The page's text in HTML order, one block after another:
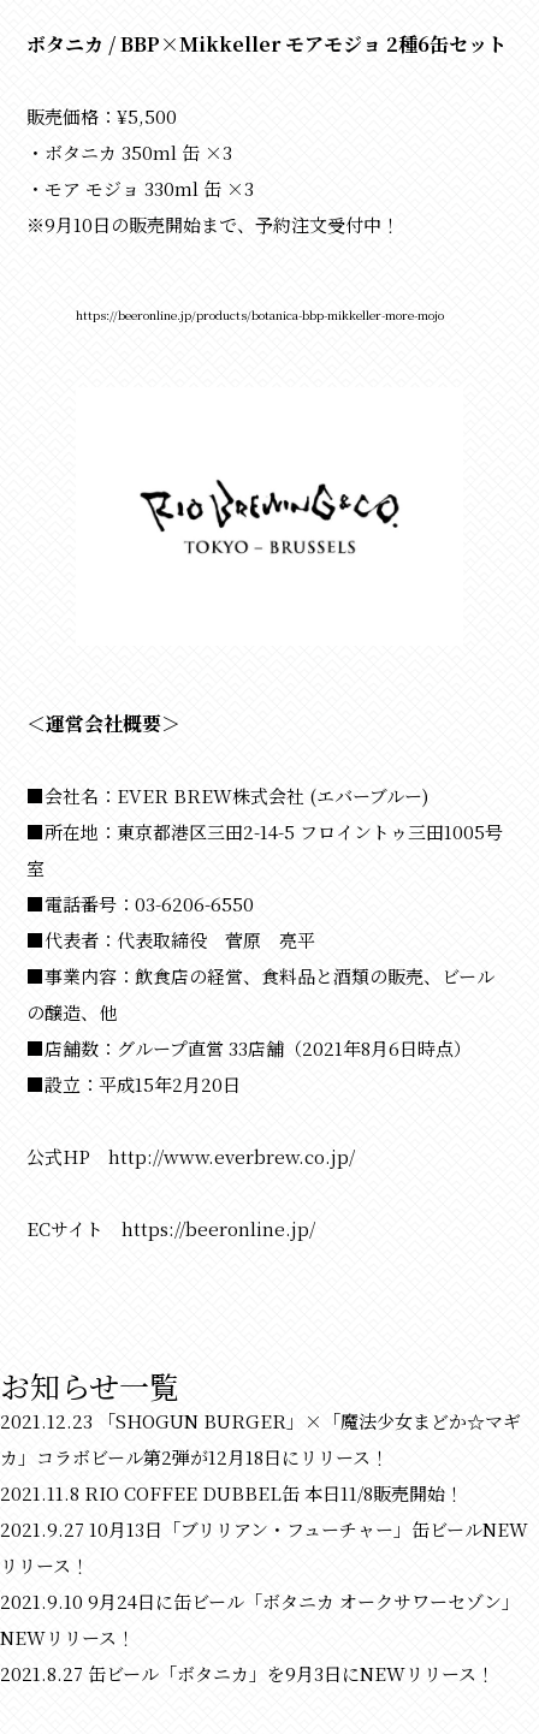
ボタニカ / BBP×Mikkeller モアモジョ 2種6缶セット
販売価格：¥5,500
・ボタニカ 350ml 缶 ×3
・モア モジョ 330ml 缶 ×3
※9月10日の販売開始まで、予約注文受付中！
https://beeronline.jp/products/botanica-bbp-mikkeller-more-mojo
＜運営会社概要＞
■会社名：EVER BREW株式会社 (エバーブルー)
■所在地：東京都港区三田2-14-5 フロイントゥ三田1005号
室
■電話番号：03-6206-6550
■代表者：代表取締役 菅原 亮平
■事業内容：飲食店の経営、食料品と酒類の販売、ビール
の醸造、他
■店舗数：グループ直営 33店舗（2021年8月6日時点）
■設立：平成15年2月20日
公式HPhttp://www.everbrew.co.jp/
ECサイトhttps://beeronline.jp/
お知らせ一覧
2021.12.23
「SHOGUN BURGER」×「魔法少女まどか☆マギ
カ」コラボビール第2弾が12月18日にリリース！
2021.11.8 RIO COFFEE DUBBEL缶 本日11/8販売開始！
2021.9.27 10月13日「ブリリアン・フューチャー」缶ビールNEW
リリース！
2021.9.10 9月24日に缶ビール「ボタニカ オークサワーセゾン」
NEWリリース！
2021.8.27 缶ビール「ボタニカ」を9月3日にNEWリリース！